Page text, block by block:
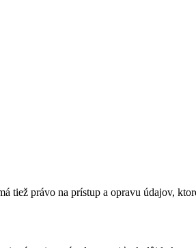
právo na prístup a opravu údajov,